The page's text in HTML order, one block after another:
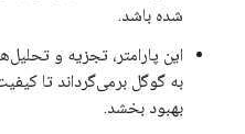
شده باشد.
این پارامتر، تجزیه و
به گوگل برمی‌گرداند تا
بهبود بخشد.